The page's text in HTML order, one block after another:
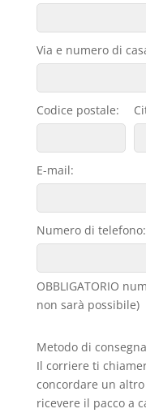
Via e numero di
Codice postale:
E-mail:
Numero di telefono:
OBBLIGATORIO
non sarà possibile)
Metodo di
Il corriere ti
concordare un
ricevere il pacco a